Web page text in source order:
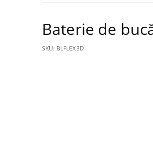
Baterie de
SKU: BLFLEX3D